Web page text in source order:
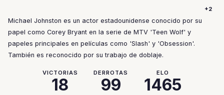
+2
Michael Johnston es un actor estadounidense conocido por su
papel como Corey Bryant en la serie de MTV 'Teen Wolf' y
papeles principales en películas como 'Slash' y 'Obsession'.
También es reconocido por su trabajo de doblaje.
VICTORIAS
18
DERROTAS
99
ELO
1465